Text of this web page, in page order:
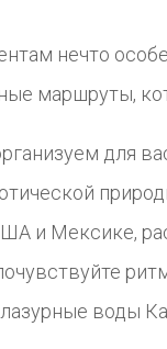
нечто
маршруты,
для
и Мексике,
воды